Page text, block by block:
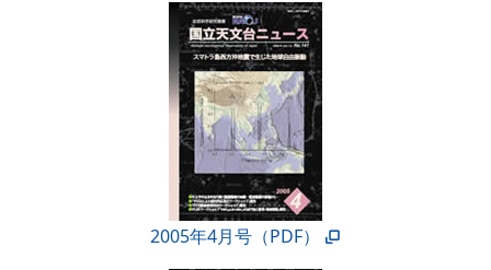
2005年4月号（PDF）